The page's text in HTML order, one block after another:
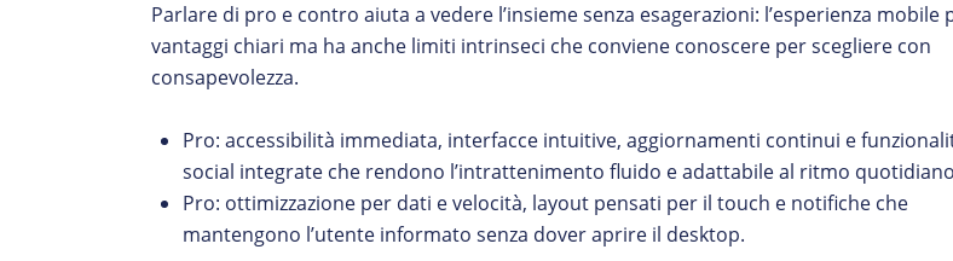
Parlare di pro e contro aiuta a vedere l’insieme senza esagerazioni: l’esperienza mobile
vantaggi chiari ma ha anche limiti intrinseci che conviene conoscere per scegliere con
consapevolezza.
Pro: accessibilità immediata, interfacce intuitive, aggiornamenti continui e
social integrate che rendono l’intrattenimento fluido e adattabile al ritmo
Pro: ottimizzazione per dati e velocità, layout pensati per il touch e notifiche che
mantengono l’utente informato senza dover aprire il desktop.